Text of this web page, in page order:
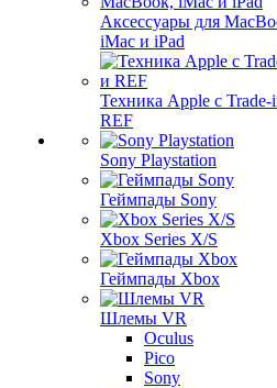
Аксессуары для
iMac и iPad
Техника Apple с Trade-
REF
Sony Playstation
Геймпады Sony
Xbox Series X/S
Геймпады Xbox
Шлемы VR
Oculus
Pico
Sony